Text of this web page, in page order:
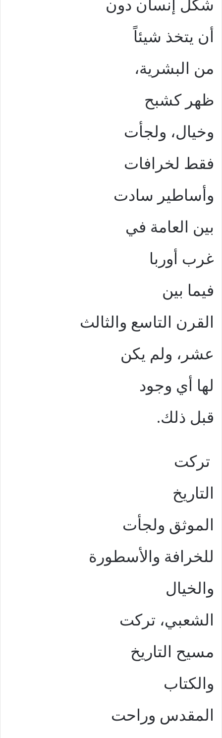
شكل إنسان دون
أن يتخذ شيئاً
من البشرية،
ظهر كشبح
وخيال، ولجأت
فقط لخرافات
وأساطير سادت
بين العامة في
غرب أوربا
فيما بين
القرن التاسع والثالث
عشر، ولم يكن
لها أي وجود
قبل ذلك.
تركت
التاريخ
الموثق ولجأت
للخرافة والأسطورة
والخيال
الشعبي، تركت
مسيح التاريخ
والكتاب
المقدس وراحت